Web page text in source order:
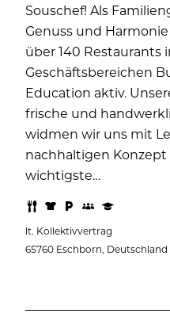
Souschef! Als
Genuss und
über 140 Restaurants
Geschäftsbereichen
Education aktiv.
frische und
widmen wir uns mit
nachhaltigen Konzept
wichtigste…
lt. Kollektivvertrag
65760 Eschborn, Deutschland